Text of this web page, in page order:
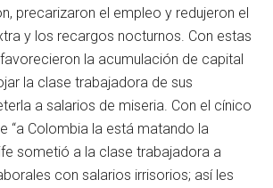
precarizaron el empleo y redujeron el
y los recargos nocturnos. Con estas
la acumulación de capital
la clase trabajadora de sus
a salarios de miseria. Con el cínico
“a Colombia la está matando la
sometió a la clase trabajadora a
con salarios irrisorios; así les